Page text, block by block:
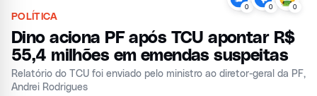
0 0 0
POLÍTICA
Dino aciona PF após TCU apontar R$
55,4 milhões em emendas suspeitas
Relatório do TCU foi enviado pelo ministro ao diretor-geral da PF,
Andrei Rodrigues